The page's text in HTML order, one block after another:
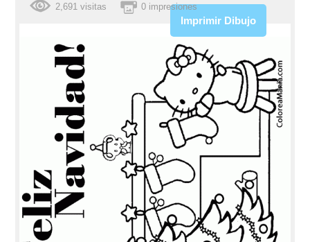
2,691 visitas 0 impresiones
Imprimir Dibujo